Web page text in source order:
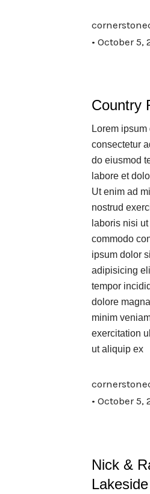
October 5,
Country
Lorem
consectetur
do eiusmod
labore et
Ut enim ad
nostrud
laboris nisi
commodo
ipsum dolor
adipisicing
tempor
dolore
minim
exercitation
ut aliquip ex
October 5,
Nick &